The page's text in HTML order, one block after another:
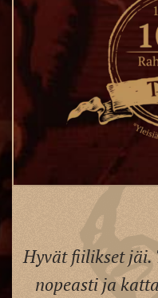
Hyvät fiilikset jäi.
nopeasti ja